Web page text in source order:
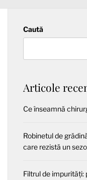
Caută
Articole
Ce înseamnă
Robinetul de
care rezistă un
Filtrul de